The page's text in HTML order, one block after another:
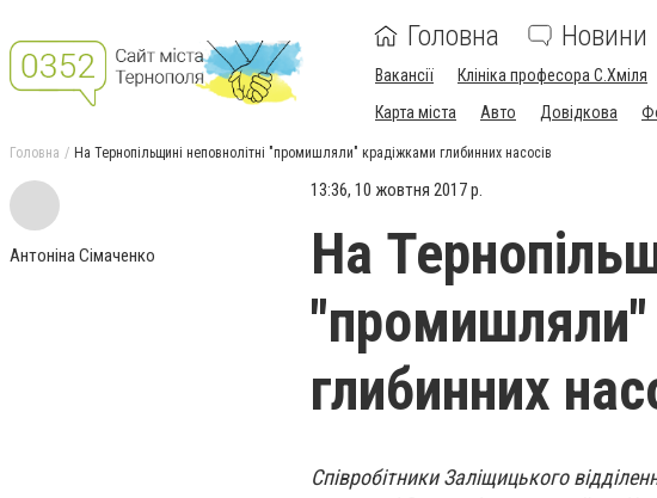
Головна Новини
Вакансії Клініка професора С.Хміля
Карта міста
Авто Довідкова
Головна На Тернопільщині неповнолітні "промишляли" крадіжками глибинних насосів
Антоніна Сімаченко
13:36, 10 жовтня 2017 р.
На
глибинних
Співробітники Заліщицького